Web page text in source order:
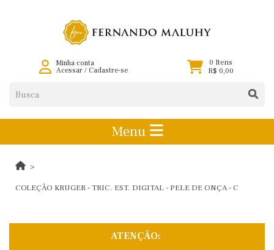
Minha conta
Acessar/ Cadastre-se
0 Itens
R$ 0,00
Menu
COLEÇÃO KRUGER - TRIC. EST. DIGITAL - PELE DE ONÇA - C
ATENÇÃO: